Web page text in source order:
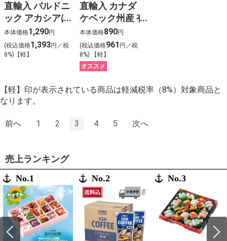
直輸入 バルドニ
ック アカシアは
ちみつ
本体価格1,290円
(税込価格1,393円／税
8%)【軽】
直輸入 カナダ
ケベック州産 有
機メープルシロ
ップ
本体価格890円
(税込価格961 円／税
8%) 【軽】
オススメ
【軽】印が表示されている商品は軽減税率（8%）対象商品と
なります。
前へ 1 2 3 4 5 次へ
売上ランキング
No.1 No.2 No.3